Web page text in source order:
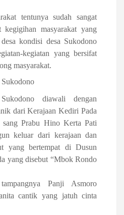
tentunya sudah sangat
kegigihan masyarakat yang
kondisi desa Sukodono
kegiatan yang bersifat
masyarakat.
diawali dengan
dari Kerajaan Kediri Pada
Prabu Hino Kerta Pati
keluar dari kerajaan dan
yang bertempat di Dusun
yang disebut “Mbok Rondo
Panji Asmoro
cantik yang jatuh cinta